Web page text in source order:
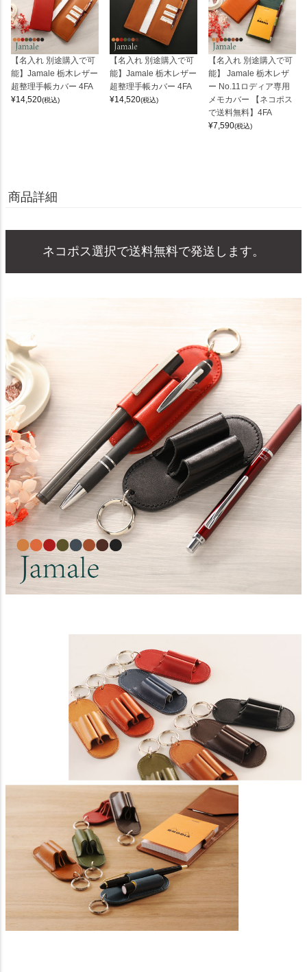
【名入れ 別途購入で可
能】Jamale 栃木レザー
超整理手帳カバー 4FA
¥14,520(税込)
【名入れ 別途購入で可
能】Jamale 栃木レザー
超整理手帳カバー 4FA
¥14,520(税込)
【名入れ 別途購入で可
能】 Jamale 栃木レザ
ー No.11ロディア専用
メモカバー 【ネコポス
で送料無料】4FA
¥7,590(税込)
商品詳細
ネコポス選択で送料無料で発送します。